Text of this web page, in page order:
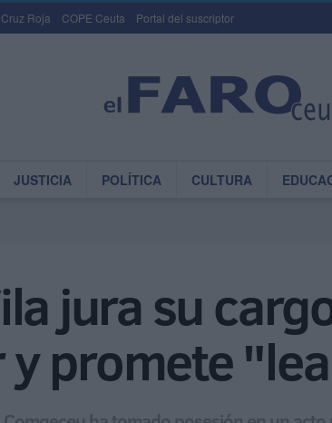
Roja COPE Ceuta Portal del suscriptor
JUSTICIA POLÍTICA CULTURA
jura su
y promete